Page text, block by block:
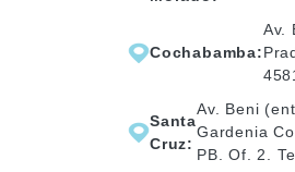
Cochabamba:
Av.
Santa
Cruz:
Av. Beni
Gardenia
PB. Of. 2.